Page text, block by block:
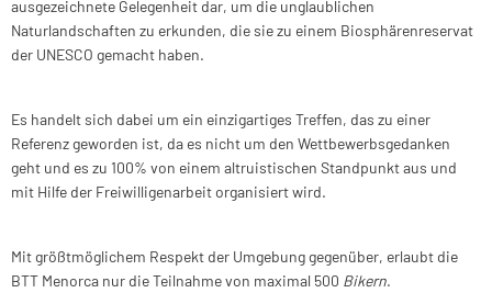
ausgezeichnete Gelegenheit dar, um die unglaublichen
Naturlandschaften zu erkunden, die sie zu einem Biosphärenreservat
der UNESCO gemacht haben.
Es handelt sich dabei um ein einzigartiges Treffen, das zu einer
Referenz geworden ist, da es nicht um den Wettbewerbsgedanken
geht und es zu 100% von einem altruistischen Standpunkt aus und
mit Hilfe der Freiwilligenarbeit organisiert wird.
Mit größtmöglichem Respekt der Umgebung gegenüber, erlaubt die
BTT Menorca nur die Teilnahme von maximal 500 Bikern.